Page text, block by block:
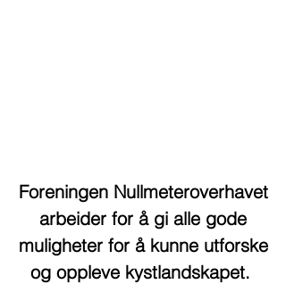
Foreningen Nullmeteroverhavet
arbeider for å gi alle gode
muligheter for å kunne utforske
og oppleve kystlandskapet.